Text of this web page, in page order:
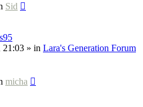
Sid
21:03 » in Lara's Generation Forum
micha